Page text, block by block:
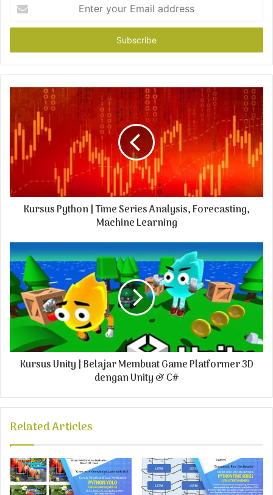
t
r
y
m
i
d
s
Kursus Python | Time Series Analysis, Forecasting,
Machine Learning
Kursus Unity | Belajar Membuat Game Platformer 3D
dengan Unity & C#
Related Articles